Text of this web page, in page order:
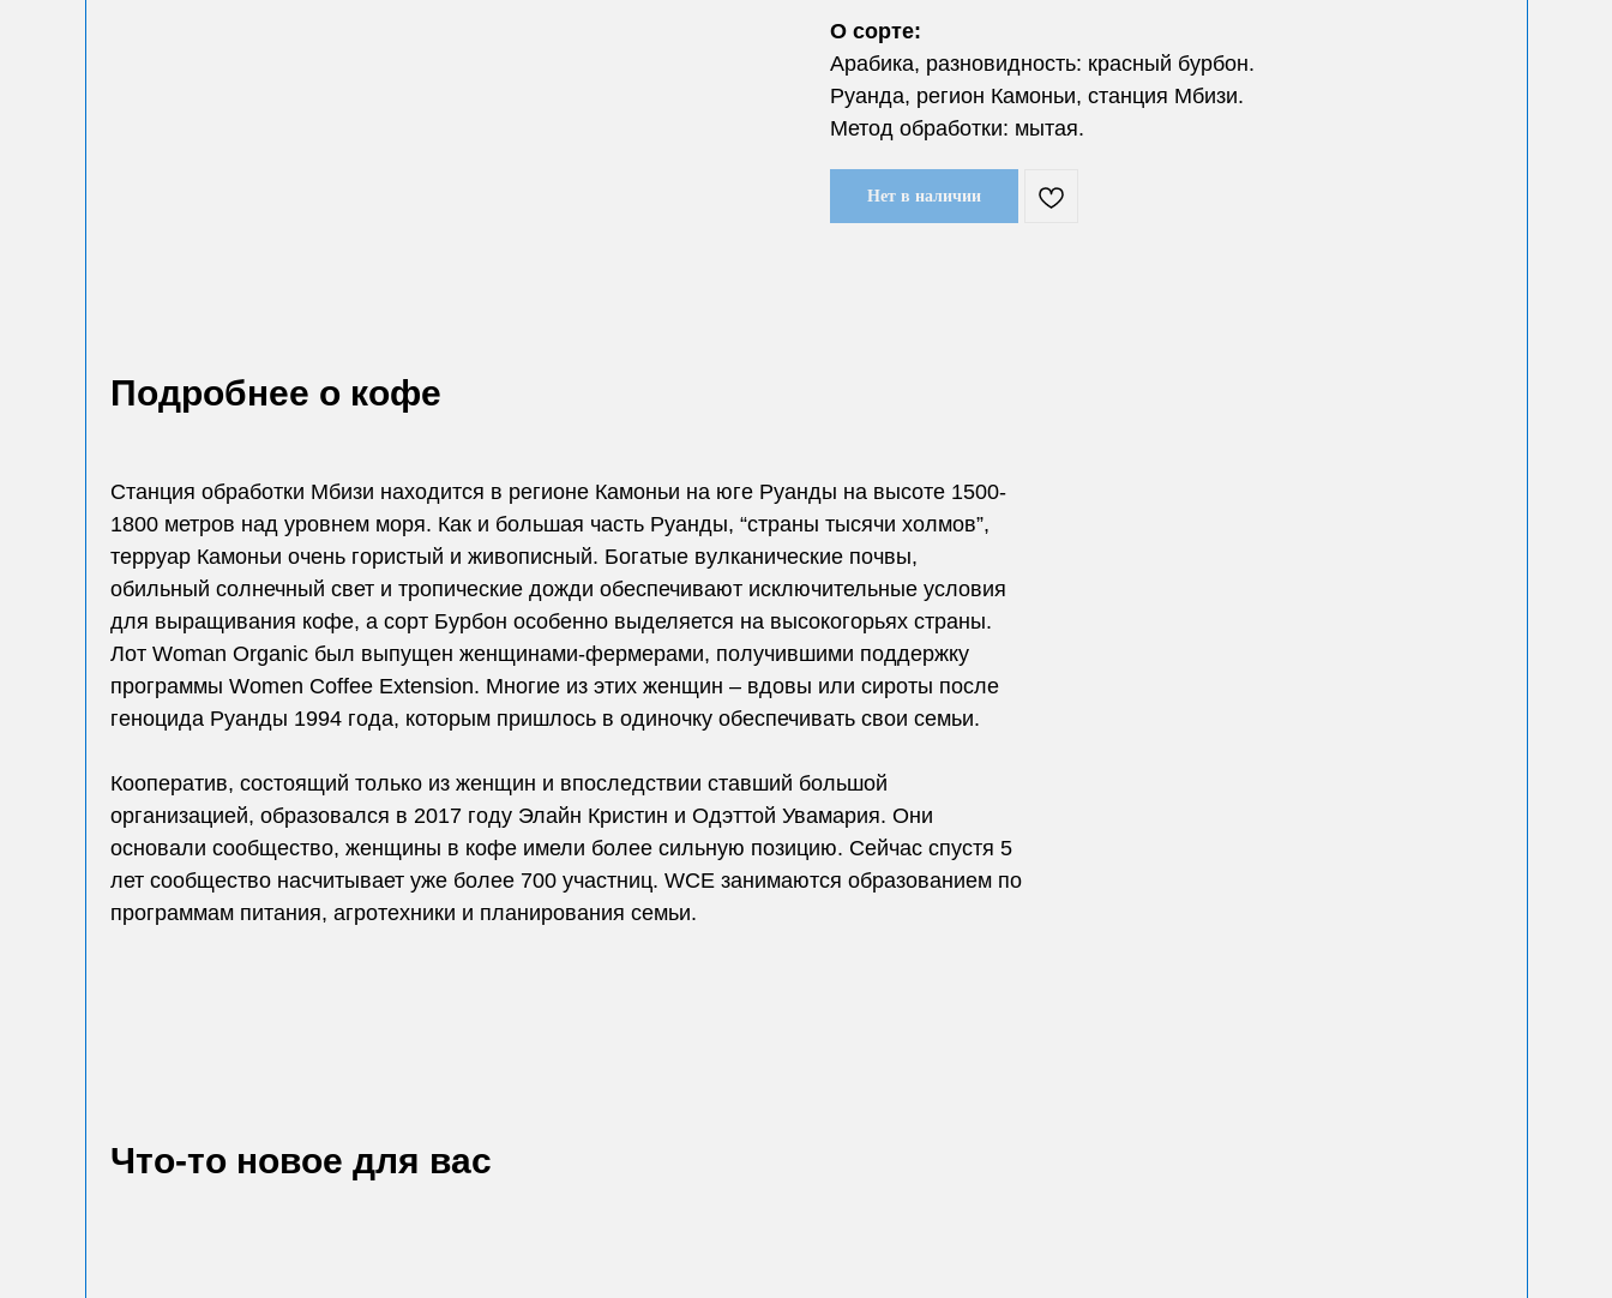
О сорте:
Арабика, разновидность: красный бурбон.
Руанда, регион Камоньи, станция Мбизи.
Метод обработки: мытая.
Нет в наличии
Подробнее о кофе
Станция обработки Мбизи находится в регионе Камоньи на юге Руанды на высоте 1500-
1800 метров над уровнем моря. Как и большая часть Руанды, “страны тысячи холмов”,
терруар Камоньи очень гористый и живописный. Богатые вулканические почвы,
обильный солнечный свет и тропические дожди обеспечивают исключительные условия
для выращивания кофе, а сорт Бурбон особенно выделяется на высокогорьях страны.
Лот Woman Organic был выпущен женщинами-фермерами, получившими поддержку
программы Women Coffee Extension. Многие из этих женщин – вдовы или сироты после
геноцида Руанды 1994 года, которым пришлось в одиночку обеспечивать свои семьи.
Кооператив, состоящий только из женщин и впоследствии ставший большой
организацией, образовался в 2017 году Элайн Кристин и Одэттой Увамария. Они
основали сообщество, женщины в кофе имели более сильную позицию. Сейчас спустя 5
лет сообщество насчитывает уже более 700 участниц. WCE занимаются образованием по
программам питания, агротехники и планирования семьи.
Что-то новое для вас